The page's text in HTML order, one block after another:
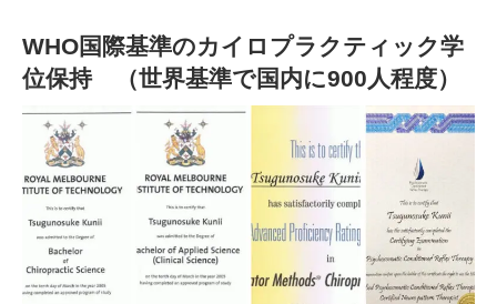
WHO国際基準のカイロプラクティック学
位保持 （世界基準で国内に900人程度）